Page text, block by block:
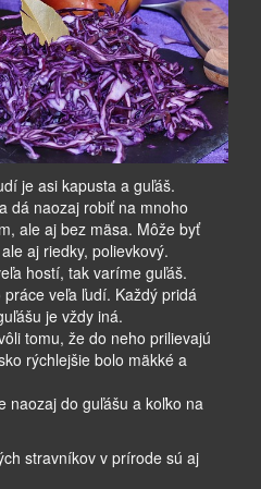
je asi kapusta a guľáš.
dá naozaj robiť na mnoho
ale aj bez mäsa. Môže byť
aj riedky, polievkový.
hostí, tak varíme guľáš.
veľa ľudí. Každý pridá
je vždy iná.
tomu, že do neho prilievajú
rýchlejšie bolo mäkké a
naozaj do guľášu a koľko na
stravníkov v prírode sú aj